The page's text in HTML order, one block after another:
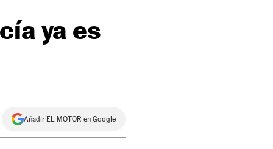
ya es
Añadir EL MOTOR en Google